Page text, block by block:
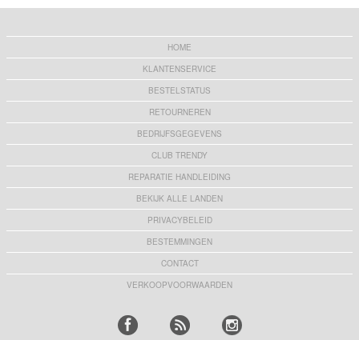
HOME
KLANTENSERVICE
BESTELSTATUS
RETOURNEREN
BEDRIJFSGEGEVENS
CLUB TRENDY
REPARATIE HANDLEIDING
BEKIJK ALLE LANDEN
PRIVACYBELEID
BESTEMMINGEN
CONTACT
VERKOOPVOORWAARDEN